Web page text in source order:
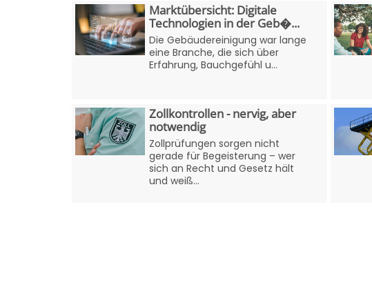
Marktübersicht: Digitale
Technologien in der Geb�...
Die Gebäudereinigung war lange
eine Branche, die sich über
Erfahrung, Bauchgefühl u...
Zollkontrollen - nervig, aber
notwendig
Zollprüfungen sorgen nicht
gerade für Begeisterung – wer
sich an Recht und Gesetz hält
und weiß...